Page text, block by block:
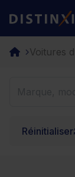
Voitures
Réinitialiser